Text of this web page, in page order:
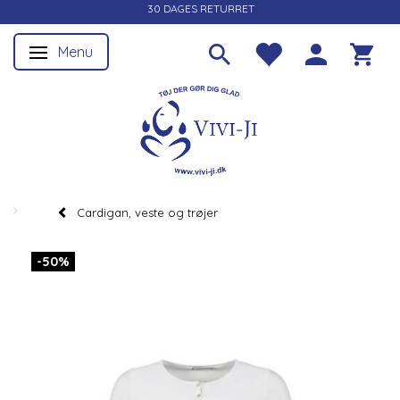
30 DAGES RETURRET
Skifte navigation
Menu
Cardigan, veste og trøjer
-50%